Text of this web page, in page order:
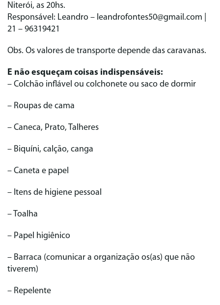
Niterói, as 20hs.
Responsável: Leandro – leandrofontes50@gmail.com |
21 – 96319421
Obs. Os valores de transporte depende das caravanas.
E não esqueçam coisas indispensáveis:
– Colchão inflável ou colchonete ou saco de dormir
– Roupas de cama
– Caneca, Prato, Talheres
– Biquíni, calção, canga
– Caneta e papel
– Itens de higiene pessoal
– Toalha
– Papel higiênico
– Barraca (comunicar a organização os(as) que não
tiverem)
– Repelente